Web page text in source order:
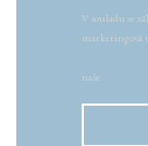
V souladu se
marketingová
naše